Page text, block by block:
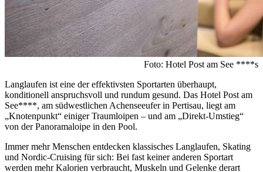
Foto: Hotel Post am See ****s
Langlaufen ist eine der effektivsten Sportarten überhaupt,
konditionell anspruchsvoll und rundum gesund. Das Hotel Post am
See****, am südwestlichen Achenseeufer in Pertisau, liegt am
„Knotenpunkt“ einiger Traumloipen – und am „Direkt-Umstieg“
von der Panoramaloipe in den Pool.
Immer mehr Menschen entdecken klassisches Langlaufen, Skating
und Nordic-Cruising für sich: Bei fast keiner anderen Sportart
werden mehr Kalorien verbraucht, Muskeln und Gelenke derart